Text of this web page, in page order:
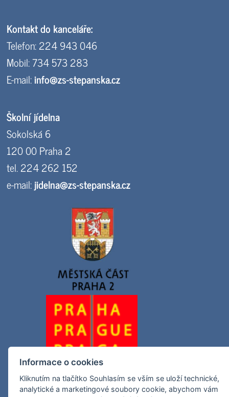
Kontakt do kanceláře:
Telefon: 224 943 046
Mobil: 734 573 283
E-mail:info@zs-stepanska.cz
Školní jídelna
Sokolská 6
120 00 Praha 2
tel. 224 262 152
e-mail:jidelna@zs-stepanska.cz
Informace o cookies
Kliknutím na tlačítko Souhlasím se vším se uloží technické,
analytické a marketingové soubory cookie, abychom vám